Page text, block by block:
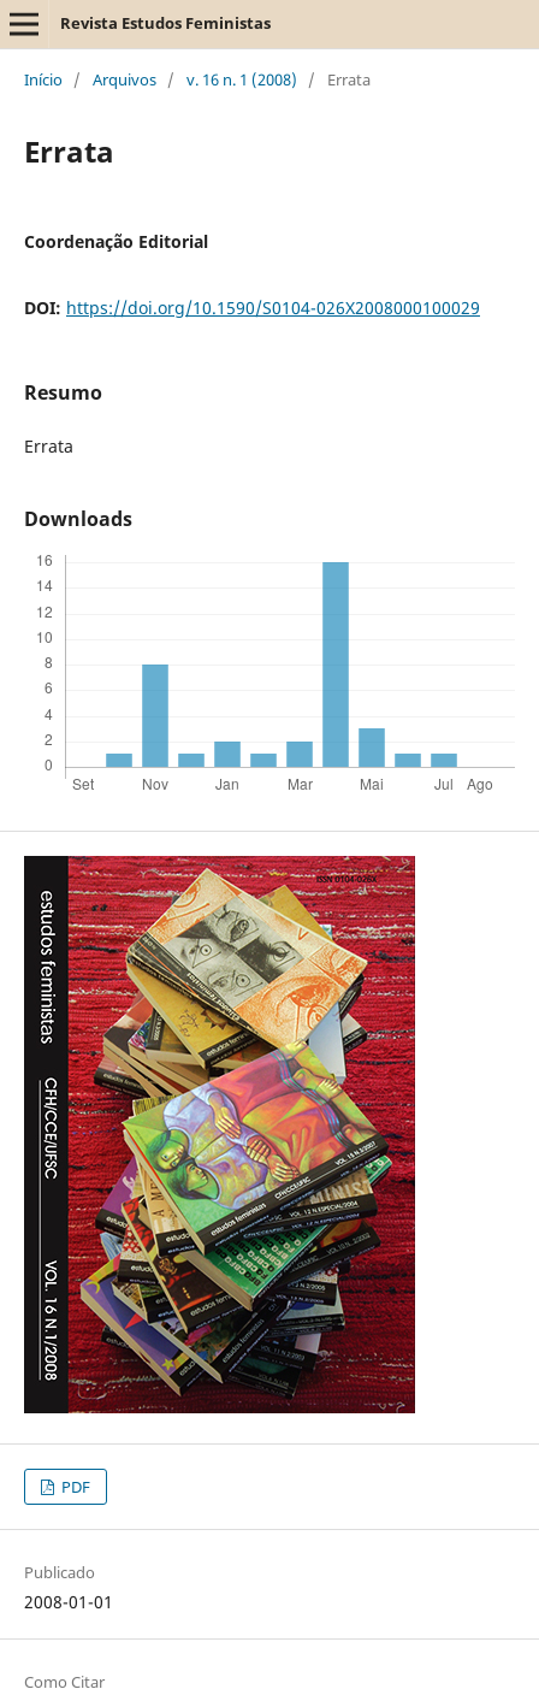
Revista Estudos Feministas
Início / Arquivos / v. 16 n. 1 (2008) / Errata
Errata
Coordenação Editorial
DOI: https://doi.org/10.1590/S0104-026X2008000100029
Resumo
Errata
Downloads
PDF
Publicado
2008-01-01
Como Citar